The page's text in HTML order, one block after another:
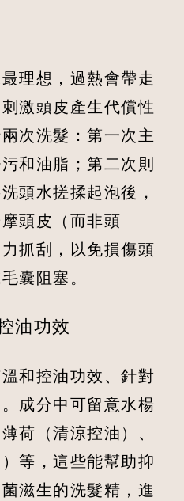
理想，過熱會帶走
激頭皮產生代償性
次洗髮：第一次主
和油脂；第二次則
頭水搓揉起泡後，
頭皮（而非頭
抓刮，以免損傷頭
囊阻塞。
油功效
和控油功效、針對
成分中可留意水楊
荷（清涼控油）、
等，這些能幫助抑
滋生的洗髮精，進